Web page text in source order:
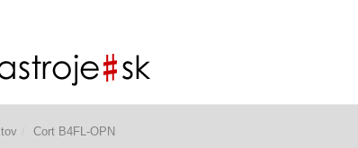
Cort B4FL-OPN